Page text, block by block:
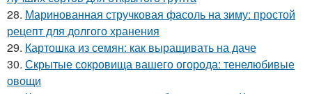
28. Маринованная стручковая фасоль на зиму: простой
рецепт для долгого хранения
29. Картошка из семян: как выращивать на даче
30. Скрытые сокровища вашего огорода: тенелюбивые
овощи